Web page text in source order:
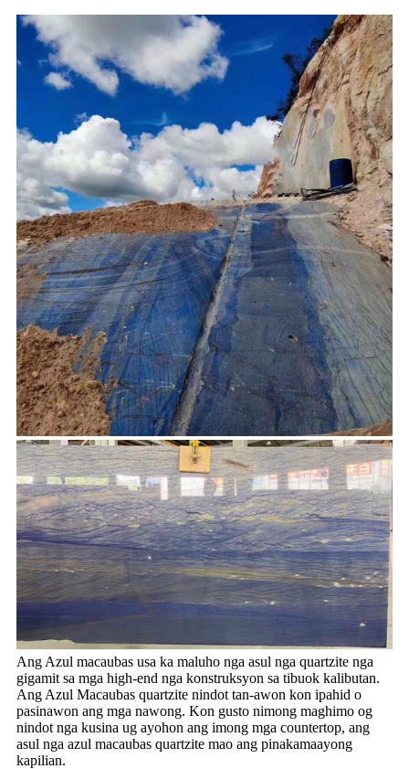
Ang Azul macaubas usa ka maluho nga asul nga quartzite nga
gigamit sa mga high-end nga konstruksyon sa tibuok kalibutan.
Ang Azul Macaubas quartzite nindot tan-awon kon ipahid o
pasinawon ang mga nawong. Kon gusto nimong maghimo og
nindot nga kusina ug ayohon ang imong mga countertop, ang
asul nga azul macaubas quartzite mao ang pinakamaayong
kapilian.